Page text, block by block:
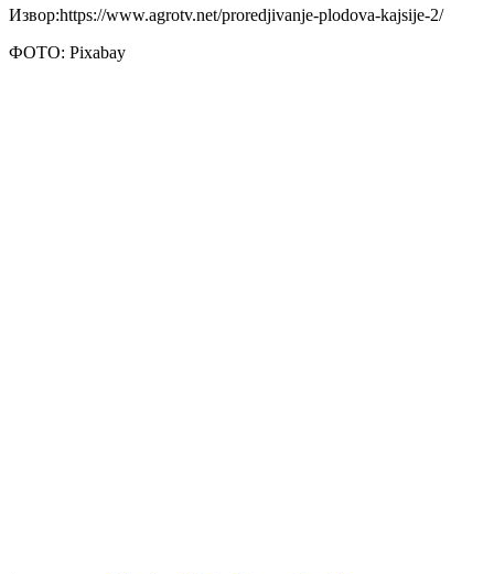
Извор:https://www.agrotv.net/proredjivanje-plodova-kajsije-2/
ФОТО: Pixabay